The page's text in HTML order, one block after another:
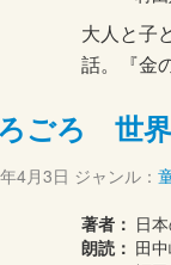
大人と子
話。『金
ごろ 世界
4月3日 ジャンル：
著者： 日
朗読： 田